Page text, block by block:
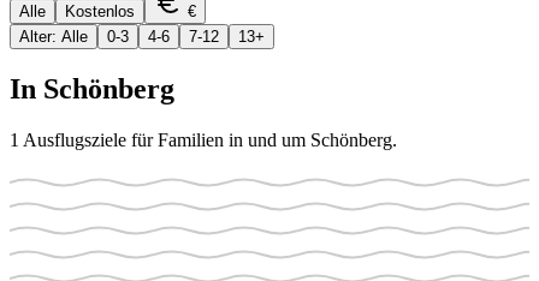
Alle Kostenlos
€
Alter: Alle
0-3 4-6 7-12 13+
In Schönberg
1 Ausflugsziele für Familien in und um Schönberg.